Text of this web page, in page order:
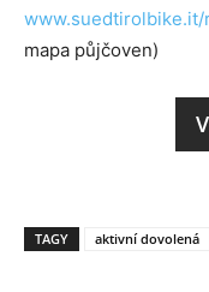
mapa půjčoven)
TAGY aktivní dovolená